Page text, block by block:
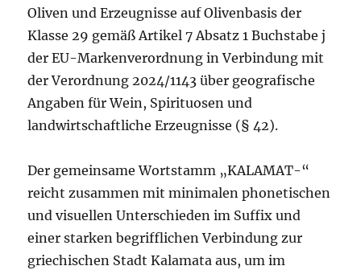
Oliven und Erzeugnisse auf Olivenbasis der
Klasse 29 gemäß Artikel 7 Absatz 1 Buchstabe j
der EU-Markenverordnung in Verbindung mit
der Verordnung 2024/1143 über geografische
Angaben für Wein, Spirituosen und
landwirtschaftliche Erzeugnisse (§ 42).
Der gemeinsame Wortstamm „KALAMAT-“
reicht zusammen mit minimalen phonetischen
und visuellen Unterschieden im Suffix und
einer starken begrifflichen Verbindung zur
griechischen Stadt Kalamata aus, um im